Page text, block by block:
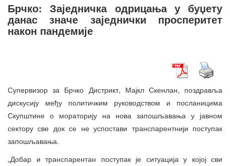
Брчко: Заједничка одрицања у буџету
данас значе заједнички просперитет
након пандемије
Супервизор за Брчко Дистрикт, Мајкл Скенлан, поздравља
дискусију међу политичким руководством и посланицима
Скупштине о мораторију на нова запошљавања у јавном
сектору све док се не успостави транспарентнији поступак
запошљавања.
„Добар и транспарентан поступак је ситуација у којој сви